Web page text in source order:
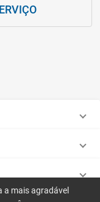
a mais agradável